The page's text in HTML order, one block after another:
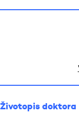
Životopis doktora